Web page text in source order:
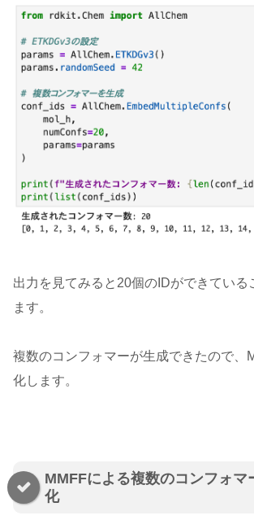
出力を見てみると20個のIDができている
ます。
複数のコンフォマーが生成できたので、
化します。
MMFFによる複数のコンフォマ
化